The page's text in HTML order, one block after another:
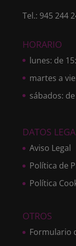
Tel.: 945 244
HORARIO
lunes: de
martes a
sábados:
DATOS
Aviso Legal
Política de
Política
OTROS
Formulario